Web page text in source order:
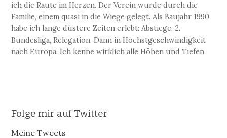
ich die Raute im Herzen. Der Verein wurde durch die
Familie, einem quasi in die Wiege gelegt. Als Baujahr 1990
habe ich lange düstere Zeiten erlebt: Abstiege, 2.
Bundesliga, Relegation. Dann in Höchstgeschwindigkeit
nach Europa. Ich kenne wirklich alle Höhen und Tiefen.
Folge mir auf Twitter
Meine Tweets